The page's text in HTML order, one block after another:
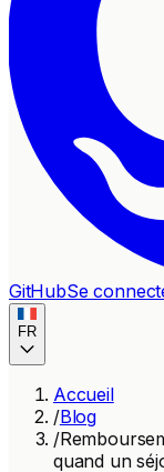
GitHubSe
FR
Accueil
/Blog
/
quand un